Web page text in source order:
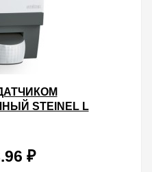
STEINEL L
₽